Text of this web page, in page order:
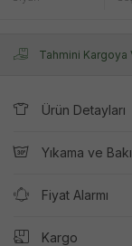
Tahmini Kargoya
Ürün Detayları
Yıkama ve
Fiyat Alarmı
Kargo